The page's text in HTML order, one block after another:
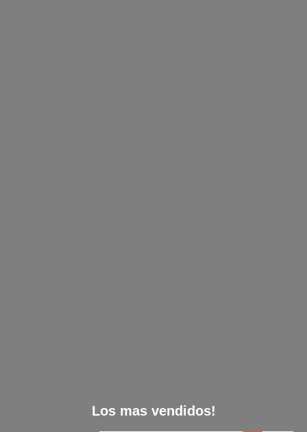
Los mas vendidos!